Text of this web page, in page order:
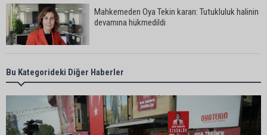
Mahkemeden Oya Tekin kararı: Tutukluluk halinin
devamına hükmedildi
Adana’da taziye evinde silahlı kavga kamerada:
Çok sayıda polis ekibi olay yerine sevk edildi
Adana’da parktaki OED cihazını çalan şüpheli
Bu Kategorideki Diğer Haberler